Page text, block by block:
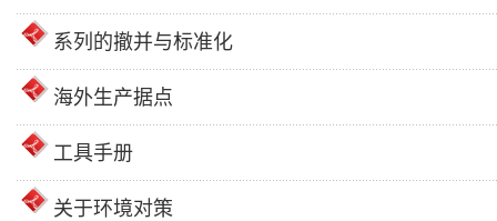
系列的撤并与标准化
海外生产据点
工具手册
关于环境对策